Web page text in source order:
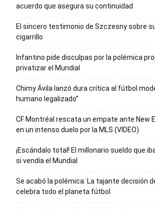
acuerdo que asegura su continuidad
El sincero testimonio de Szczesny sobre
cigarrillo
Infantino pide disculpas por la polémica
privatizar el Mundial
Chimy Ávila lanzó dura crítica al fútbol
humano legalizado”
CF Montréal rescata un empate ante New
en un intenso duelo por la MLS (VIDEO)
¡Escándalo total! El millonario sueldo que
si vendía el Mundial
Se acabó la polémica: La tajante decisión
celebra todo el planeta fútbol